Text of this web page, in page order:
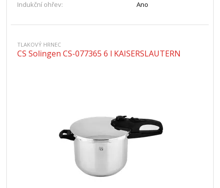
Indukční ohřev:
Ano
TLAKOVÝ HRNEC
CS Solingen CS-077365 6 l KAISERSLAUTERN